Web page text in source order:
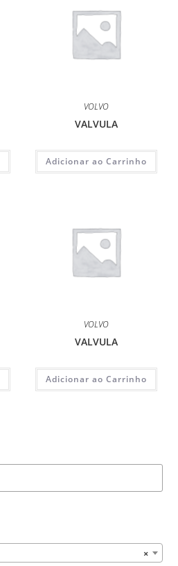
VOLVO
VALVULA
Adicionar ao Carrinho
VOLVO
VALVULA
Adicionar ao Carrinho
×